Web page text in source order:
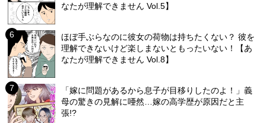
なたが理解できません Vol.5】
ほぼ手ぶらなのに彼女の荷物は持ちたくない？ 彼を
理解できないけど楽しまないともったいない！【あ
なたが理解できません Vol.8】
「嫁に問題があるから息子が目移りしたのよ！」義
母の驚きの見解に唖然…嫁の高学歴が原因だと主
張!?